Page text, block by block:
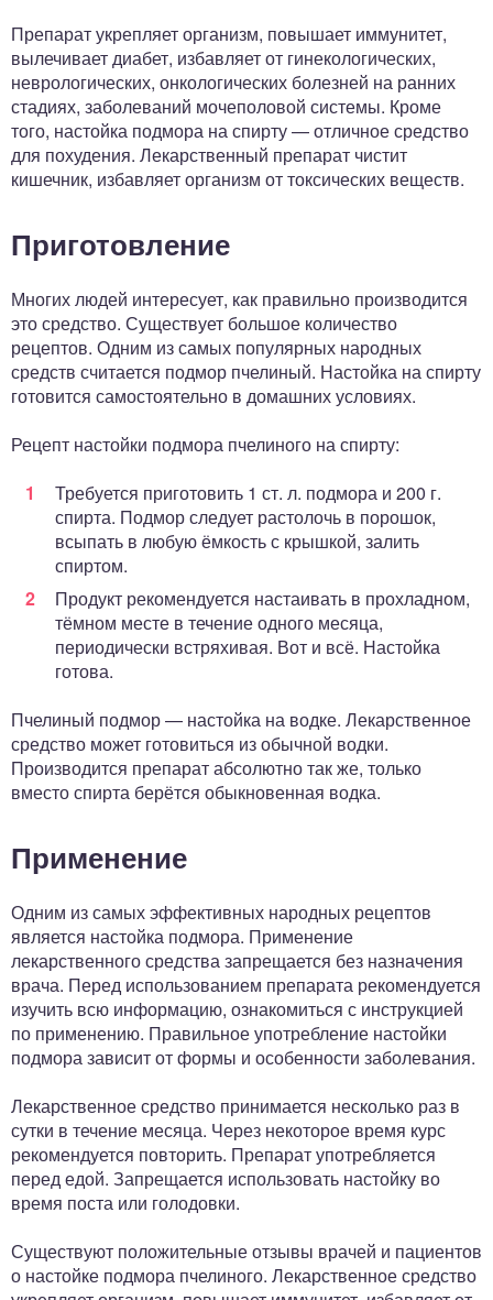
Препарат укрепляет организм, повышает иммунитет,
вылечивает диабет, избавляет от гинекологических,
неврологических, онкологических болезней на ранних
стадиях, заболеваний мочеполовой системы. Кроме
того, настойка подмора на спирту — отличное средство
для похудения. Лекарственный препарат чистит
кишечник, избавляет организм от токсических веществ.
Приготовление
Многих людей интересует, как правильно производится
это средство. Существует большое количество
рецептов. Одним из самых популярных народных
средств считается подмор пчелиный. Настойка на спирту
готовится самостоятельно в домашних условиях.
Рецепт настойки подмора пчелиного на спирту:
Требуется приготовить 1 ст. л. подмора и 200 г.
спирта. Подмор следует растолочь в порошок,
всыпать в любую ёмкость с крышкой, залить
спиртом.
Продукт рекомендуется настаивать в прохладном,
тёмном месте в течение одного месяца,
периодически встряхивая. Вот и всё. Настойка
готова.
Пчелиный подмор — настойка на водке. Лекарственное
средство может готовиться из обычной водки.
Производится препарат абсолютно так же, только
вместо спирта берётся обыкновенная водка.
Применение
Одним из самых эффективных народных рецептов
является настойка подмора. Применение
лекарственного средства запрещается без назначения
врача. Перед использованием препарата рекомендуется
изучить всю информацию, ознакомиться с инструкцией
по применению. Правильное употребление настойки
подмора зависит от формы и особенности заболевания.
Лекарственное средство принимается несколько раз в
сутки в течение месяца. Через некоторое время курс
рекомендуется повторить. Препарат употребляется
перед едой. Запрещается использовать настойку во
время поста или голодовки.
Существуют положительные отзывы врачей и пациентов
о настойке подмора пчелиного. Лекарственное средство